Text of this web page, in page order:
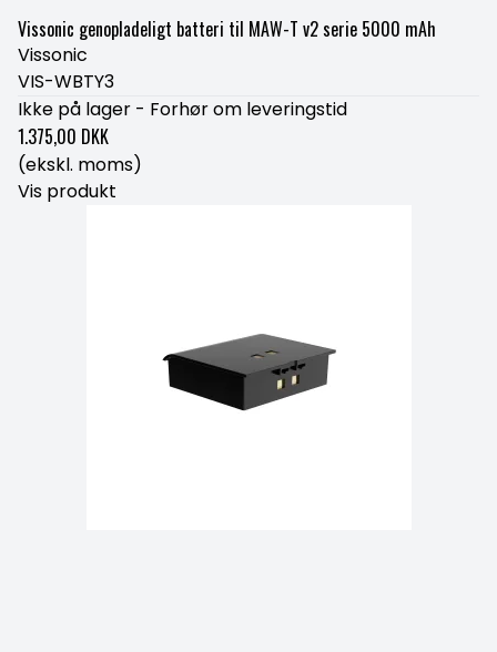
Vissonic genopladeligt batteri til MAW-T v2 serie 5000 mAh
Vissonic
VIS-WBTY3
Ikke på lager - Forhør om leveringstid
1.375,00 DKK
(ekskl. moms)
Vis produkt